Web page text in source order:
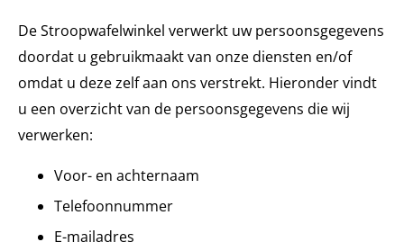
De Stroopwafelwinkel verwerkt uw persoonsgegevens
doordat u gebruikmaakt van onze diensten en/of
omdat u deze zelf aan ons verstrekt. Hieronder vindt
u een overzicht van de persoonsgegevens die wij
verwerken:
Voor- en achternaam
Telefoonnummer
E-mailadres